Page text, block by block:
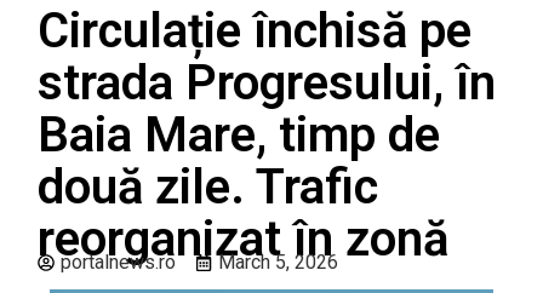
Circulație închisă pe
strada Progresului, în
Baia Mare, timp de
două zile. Trafic
reorganizat în zonă
portalnews.ro March 5, 2026